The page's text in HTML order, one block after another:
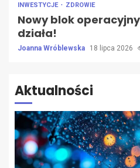
INWESTYCJE ZDROWIE
Nowy blok
działa!
Joanna Wróblewska 18 lipca 2026
Aktualności